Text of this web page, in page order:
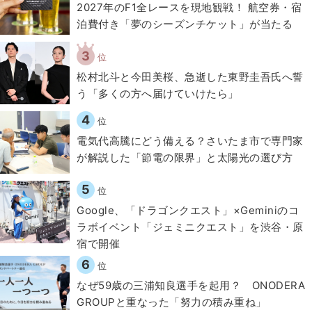
2027年のF1全レースを現地観戦！ 航空券・宿
泊費付き「夢のシーズンチケット」が当たる
3 位
松村北斗と今田美桜、急逝した東野圭吾氏へ誓
う「多くの方へ届けていけたら」
4 位
電気代高騰にどう備える？さいたま市で専門家
が解説した「節電の限界」と太陽光の選び方
5 位
Google、「ドラゴンクエスト」×Geminiのコ
ラボイベント「ジェミニクエスト」を渋谷・原
宿で開催
6 位
なぜ59歳の三浦知良選手を起用？ ONODERA
GROUPと重なった「努力の積み重ね」